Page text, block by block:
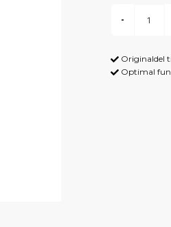
-
Originaldel
Optimal